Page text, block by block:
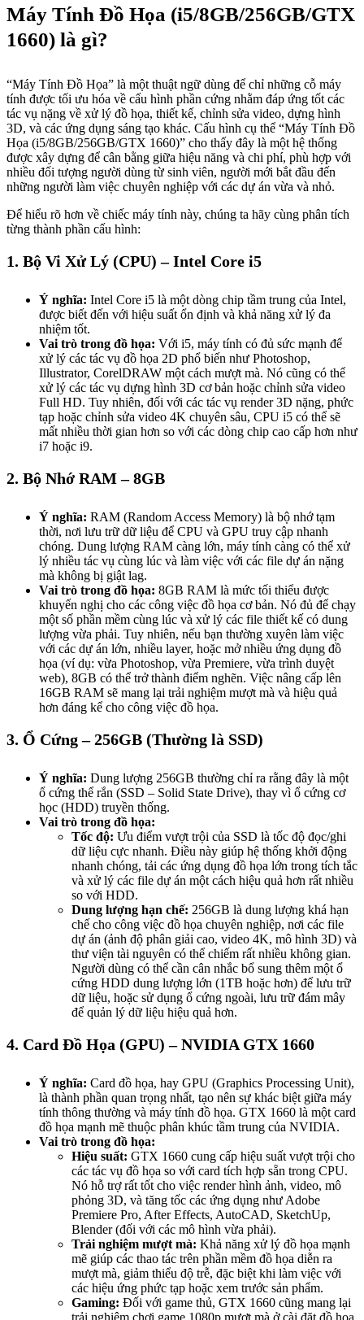
Máy Tính Đồ Họa (i5/8GB/256GB/GTX
1660) là gì?
“Máy Tính Đồ Họa” là một thuật ngữ dùng để chỉ những cỗ máy
tính được tối ưu hóa về cấu hình phần cứng nhằm đáp ứng tốt các
tác vụ nặng về xử lý đồ họa, thiết kế, chỉnh sửa video, dựng hình
3D, và các ứng dụng sáng tạo khác. Cấu hình cụ thể “Máy Tính Đồ
Họa (i5/8GB/256GB/GTX 1660)” cho thấy đây là một hệ thống
được xây dựng để cân bằng giữa hiệu năng và chi phí, phù hợp với
nhiều đối tượng người dùng từ sinh viên, người mới bắt đầu đến
những người làm việc chuyên nghiệp với các dự án vừa và nhỏ.
Để hiểu rõ hơn về chiếc máy tính này, chúng ta hãy cùng phân tích
từng thành phần cấu hình:
1. Bộ Vi Xử Lý (CPU) – Intel Core i5
Ý nghĩa: Intel Core i5 là một dòng chip tầm trung của Intel,
được biết đến với hiệu suất ổn định và khả năng xử lý đa
nhiệm tốt.
Vai trò trong đồ họa: Với i5, máy tính có đủ sức mạnh để
xử lý các tác vụ đồ họa 2D phổ biến như Photoshop,
Illustrator, CorelDRAW một cách mượt mà. Nó cũng có thể
xử lý các tác vụ dựng hình 3D cơ bản hoặc chỉnh sửa video
Full HD. Tuy nhiên, đối với các tác vụ render 3D nặng, phức
tạp hoặc chỉnh sửa video 4K chuyên sâu, CPU i5 có thể sẽ
mất nhiều thời gian hơn so với các dòng chip cao cấp hơn như
i7 hoặc i9.
2. Bộ Nhớ RAM – 8GB
Ý nghĩa: RAM (Random Access Memory) là bộ nhớ tạm
thời, nơi lưu trữ dữ liệu để CPU và GPU truy cập nhanh
chóng. Dung lượng RAM càng lớn, máy tính càng có thể xử
lý nhiều tác vụ cùng lúc và làm việc với các file dự án nặng
mà không bị giật lag.
Vai trò trong đồ họa: 8GB RAM là mức tối thiểu được
khuyến nghị cho các công việc đồ họa cơ bản. Nó đủ để chạy
một số phần mềm cùng lúc và xử lý các file thiết kế có dung
lượng vừa phải. Tuy nhiên, nếu bạn thường xuyên làm việc
với các dự án lớn, nhiều layer, hoặc mở nhiều ứng dụng đồ
họa (ví dụ: vừa Photoshop, vừa Premiere, vừa trình duyệt
web), 8GB có thể trở thành điểm nghẽn. Việc nâng cấp lên
16GB RAM sẽ mang lại trải nghiệm mượt mà và hiệu quả
hơn đáng kể cho công việc đồ họa.
3. Ổ Cứng – 256GB (Thường là SSD)
Ý nghĩa: Dung lượng 256GB thường chỉ ra rằng đây là một
ổ cứng thể rắn (SSD – Solid State Drive), thay vì ổ cứng cơ
học (HDD) truyền thống.
Vai trò trong đồ họa:
Tốc độ: Ưu điểm vượt trội của SSD là tốc độ đọc/ghi
dữ liệu cực nhanh. Điều này giúp hệ thống khởi động
nhanh chóng, tải các ứng dụng đồ họa lớn trong tích tắc
và xử lý các file dự án một cách hiệu quả hơn rất nhiều
so với HDD.
Dung lượng hạn chế: 256GB là dung lượng khá hạn
chế cho công việc đồ họa chuyên nghiệp, nơi các file
dự án (ảnh độ phân giải cao, video 4K, mô hình 3D) và
thư viện tài nguyên có thể chiếm rất nhiều không gian.
Người dùng có thể cần cân nhắc bổ sung thêm một ổ
cứng HDD dung lượng lớn (1TB hoặc hơn) để lưu trữ
dữ liệu, hoặc sử dụng ổ cứng ngoài, lưu trữ đám mây
để quản lý dữ liệu hiệu quả hơn.
4. Card Đồ Họa (GPU) – NVIDIA GTX 1660
Ý nghĩa: Card đồ họa, hay GPU (Graphics Processing Unit),
là thành phần quan trọng nhất, tạo nên sự khác biệt giữa máy
tính thông thường và máy tính đồ họa. GTX 1660 là một card
đồ họa mạnh mẽ thuộc phân khúc tầm trung của NVIDIA.
Vai trò trong đồ họa:
Hiệu suất: GTX 1660 cung cấp hiệu suất vượt trội cho
các tác vụ đồ họa so với card tích hợp sẵn trong CPU.
Nó hỗ trợ rất tốt cho việc render hình ảnh, video, mô
phỏng 3D, và tăng tốc các ứng dụng như Adobe
Premiere Pro, After Effects, AutoCAD, SketchUp,
Blender (đối với các mô hình vừa phải).
Trải nghiệm mượt mà: Khả năng xử lý đồ họa mạnh
mẽ giúp các thao tác trên phần mềm đồ họa diễn ra
mượt mà, giảm thiểu độ trễ, đặc biệt khi làm việc với
các hiệu ứng phức tạp hoặc xem trước sản phẩm.
Gaming: Đối với game thủ, GTX 1660 cũng mang lại
trải nghiệm chơi game 1080p mượt mà ở cài đặt đồ họa